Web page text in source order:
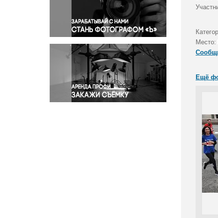
Правосудие
Происшествия и конфликты
Религия
Светская жизнь
Спорт
Экология
Экономика и бизнес
Место:
Ещё